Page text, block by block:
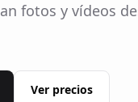
fotos y vídeos
Ver precios